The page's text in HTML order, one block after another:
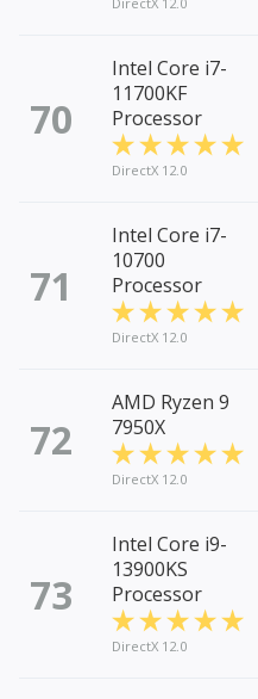
70
Intel Core i7-
11700KF
Processor
DirectX 12.0
71
Intel Core i7-
10700
Processor
DirectX 12.0
72
AMD Ryzen 9
7950X
DirectX 12.0
73
Intel Core i9-
13900KS
Processor
DirectX 12.0